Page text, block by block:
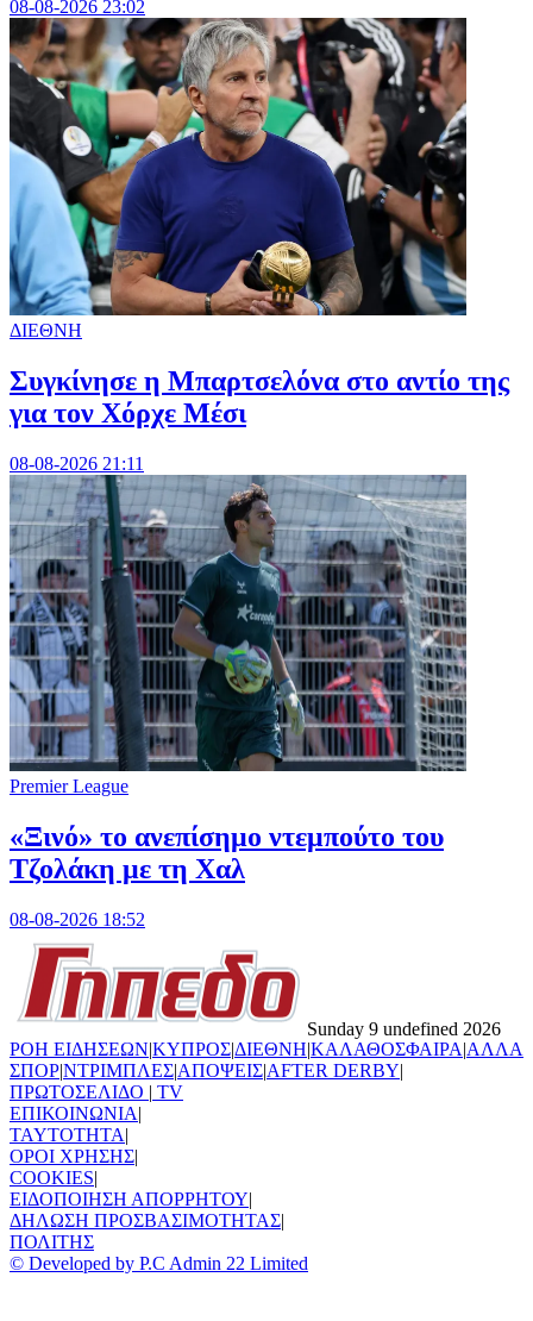
08-08-2026 23:02
ΔΙΕΘΝΗ
Συγκίνησε η Μπαρτσελόνα στο αντίο της
για τον Χόρχε Μέσι
08-08-2026 21:11
Premier League
«Ξινό» το ανεπίσημο ντεμπούτο του
Τζολάκη με τη Χαλ
08-08-2026 18:52
Sunday 9 undefined 2026
ΡΟΗ ΕΙΔΗΣΕΩΝ|ΚΥΠΡΟΣ|ΔΙΕΘΝΗ|ΚΑΛΑΘΟΣΦΑΙΡΑ|ΑΛΛΑ
ΣΠΟΡ|ΝΤΡΙΜΠΛΕΣ|ΑΠΟΨΕΙΣ|AFTER DERBY|
ΠΡΩΤΟΣΕΛΙΔΟ | TV
ΕΠΙΚΟΙΝΩΝΙΑ|
TAYTOTHTA|
ΟΡΟΙ ΧΡΗΣΗΣ|
COOKIES|
ΕΙΔΟΠΟΙΗΣΗ ΑΠΟΡΡΗΤΟΥ|
ΔΗΛΩΣΗ ΠΡΟΣΒΑΣΙΜΟΤΗΤΑΣ|
ΠΟΛΙΤΗΣ
© Developed by P.C Admin 22 Limited